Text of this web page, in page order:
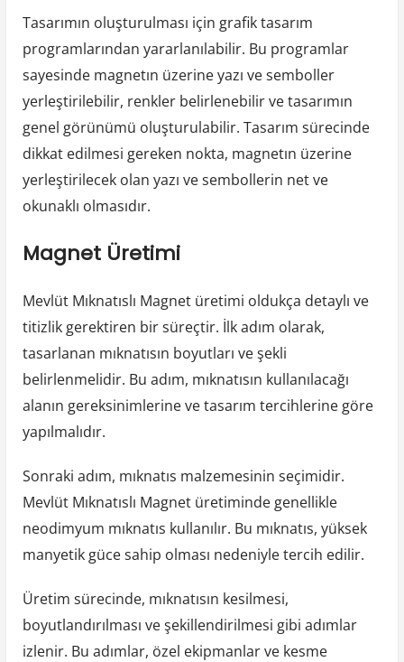
Tasarımın oluşturulması için grafik tasarım
programlarından yararlanılabilir. Bu programlar
sayesinde magnetın üzerine yazı ve semboller
yerleştirilebilir, renkler belirlenebilir ve tasarımın
genel görünümü oluşturulabilir. Tasarım sürecinde
dikkat edilmesi gereken nokta, magnetın üzerine
yerleştirilecek olan yazı ve sembollerin net ve
okunaklı olmasıdır.
Magnet Üretimi
Mevlüt Mıknatıslı Magnet üretimi oldukça detaylı ve
titizlik gerektiren bir süreçtir. İlk adım olarak,
tasarlanan mıknatısın boyutları ve şekli
belirlenmelidir. Bu adım, mıknatısın kullanılacağı
alanın gereksinimlerine ve tasarım tercihlerine göre
yapılmalıdır.
Sonraki adım, mıknatıs malzemesinin seçimidir.
Mevlüt Mıknatıslı Magnet üretiminde genellikle
neodimyum mıknatıs kullanılır. Bu mıknatıs, yüksek
manyetik güce sahip olması nedeniyle tercih edilir.
Üretim sürecinde, mıknatısın kesilmesi,
boyutlandırılması ve şekillendirilmesi gibi adımlar
izlenir. Bu adımlar, özel ekipmanlar ve kesme